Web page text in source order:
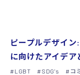
ピープルデザイ
に向けたアイデア
LGBT SDG's コ